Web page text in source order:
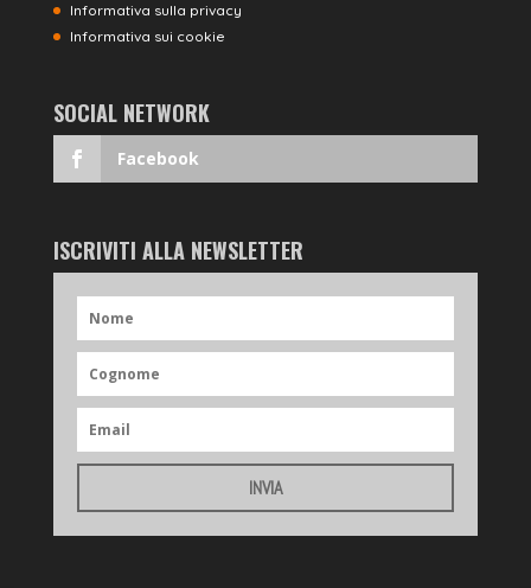
Informativa sulla privacy
Informativa sui cookie
SOCIAL NETWORK
Facebook
ISCRIVITI ALLA NEWSLETTER
INVIA